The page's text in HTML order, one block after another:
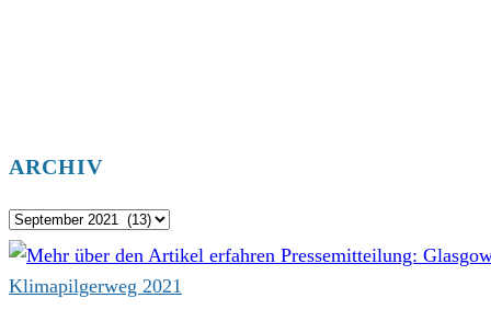
ARCHIV
Archiv
Klimapilgerweg 2021